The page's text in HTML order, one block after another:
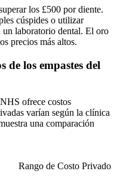
los £500 por diente.
cúspides o utilizar
un laboratorio dental. El oro
precios más altos.
de los empastes del
ofrece costos
varían según la clínica
una comparación
Rango de Costo Privado